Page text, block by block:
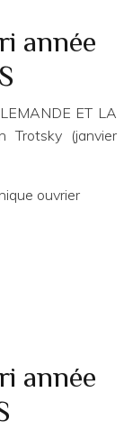
année
ET LA
Trotsky (janvier
ouvrier
année